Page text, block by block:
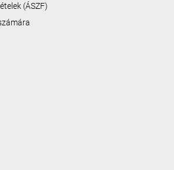
(ÁSZF)